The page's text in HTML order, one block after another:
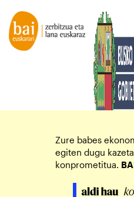
Zure babes
egiten dugu
konprometitua.